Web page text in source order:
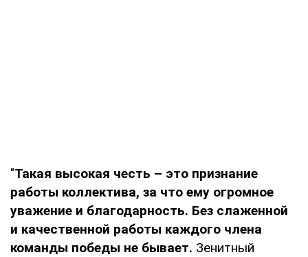
"Такая высокая честь – это признание
работы коллектива, за что ему огромное
уважение и благодарность. Без слаженной
и качественной работы каждого члена
команды победы не бывает. Зенитный